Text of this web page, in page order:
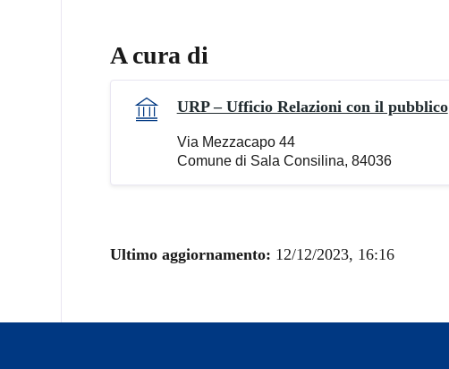
A cura di
URP – Ufficio Relazioni con il pubblico
Via Mezzacapo 44
Comune di Sala Consilina, 84036
Ultimo aggiornamento: 12/12/2023, 16:16